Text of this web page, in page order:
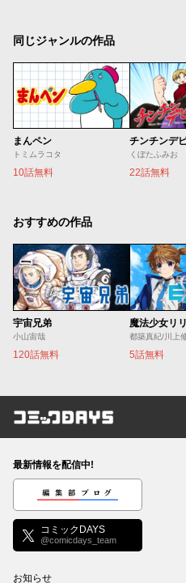
同じジャンルの作品
まんペン
トミムラコタ
10話無料
チンチンデ
くぼたふみお
22話無料
おすすめの作品
宇宙兄弟
小山宙哉
120話無料
都築真紀/川上
5話無料
コミックDAYS
最新情報を配信中!
編集部ブログ
コミックDAYS
@comicdays_team
お知らせ